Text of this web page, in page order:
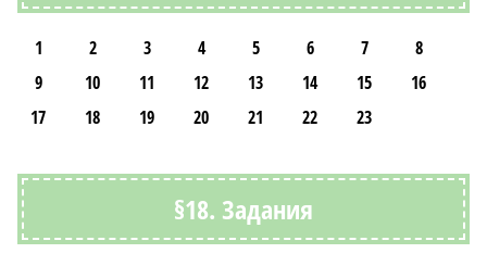
1 2 3 4 5 6 7
8
9
10 11 12 13 14 15
16
17
18 19 20 21 22 23
§18. Задания